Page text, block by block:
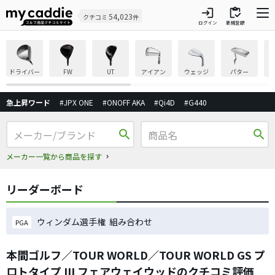
クチコミ 54,023件 login
ログイン
inventory
新規登録
ドライバー FW UT アイアン ウェッジ パター
急上昇ワード #JPX ONE #ONOFF AKA #Qi4D #G440
search
メーカー一覧から商品を探す
search
リーダーボード
PGA ウィンダム選手権 組み合わせ
本間ゴルフ／TOUR WORLD／TOUR WORLD GS プ
ロトタイプ III フェアウェイウッドのクチコミ評価